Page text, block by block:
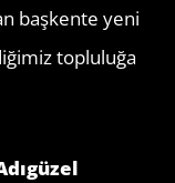
başkente yeni
topluluğa